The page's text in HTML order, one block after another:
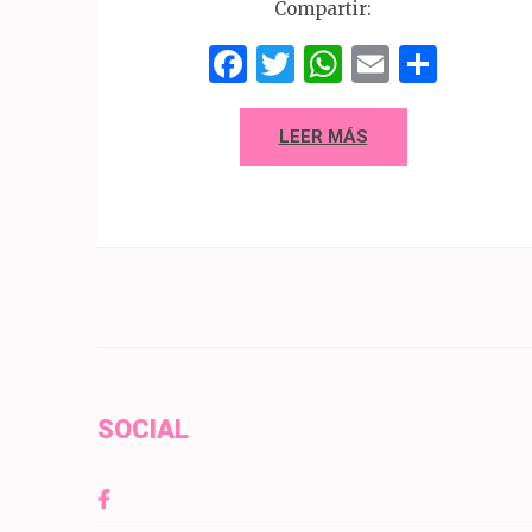
Compartir:
Facebook
Twitter
WhatsApp
Email
LEER MÁS
SOCIAL